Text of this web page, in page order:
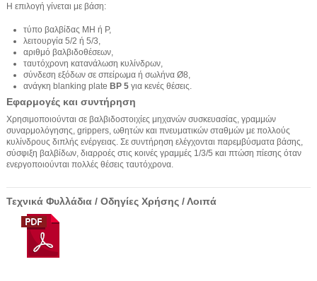
Η επιλογή γίνεται με βάση:
τύπο βαλβίδας MH ή P,
λειτουργία 5/2 ή 5/3,
αριθμό βαλβιδοθέσεων,
ταυτόχρονη κατανάλωση κυλίνδρων,
σύνδεση εξόδων σε σπείρωμα ή σωλήνα Ø8,
ανάγκη blanking plate BP 5 για κενές θέσεις.
Εφαρμογές και συντήρηση
Χρησιμοποιούνται σε βαλβιδοστοιχίες μηχανών συσκευασίας, γραμμών
συναρμολόγησης, grippers, ωθητών και πνευματικών σταθμών με πολλούς
κυλίνδρους διπλής ενέργειας. Σε συντήρηση ελέγχονται παρεμβύσματα βάσης,
σύσφιξη βαλβίδων, διαρροές στις κοινές γραμμές 1/3/5 και πτώση πίεσης όταν
ενεργοποιούνται πολλές θέσεις ταυτόχρονα.
Τεχνικά Φυλλάδια / Οδηγίες Χρήσης / Λοιπά